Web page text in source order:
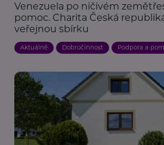
Venezuela po ničivém
pomoc. Charita Česká
veřejnou sbírku
Aktuálně Dobročinnost Podpora a